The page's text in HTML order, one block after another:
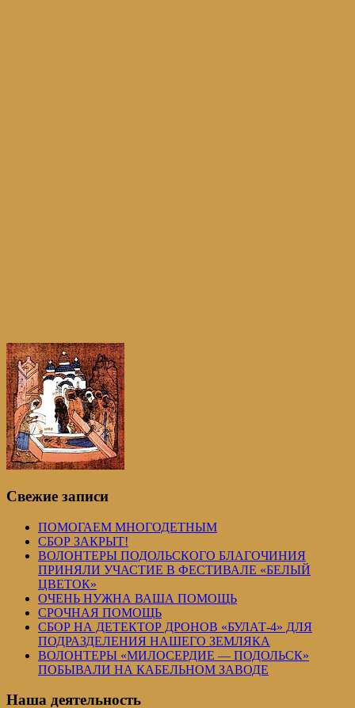
Свежие записи
ПОМОГАЕМ МНОГОДЕТНЫМ
СБОР ЗАКРЫТ!
ВОЛОНТЕРЫ ПОДОЛЬСКОГО БЛАГОЧИНИЯ
ПРИНЯЛИ УЧАСТИЕ В ФЕСТИВАЛЕ «БЕЛЫЙ
ЦВЕТОК»
ОЧЕНЬ НУЖНА ВАША ПОМОЩЬ
СРОЧНАЯ ПОМОЩЬ
СБОР НА ДЕТЕКТОР ДРОНОВ «БУЛАТ-4» ДЛЯ
ПОДРАЗДЕЛЕНИЯ НАШЕГО ЗЕМЛЯКА
ВОЛОНТЕРЫ «МИЛОСЕРДИЕ — ПОДОЛЬСК»
ПОБЫВАЛИ НА КАБЕЛЬНОМ ЗАВОДЕ
Наша деятельность